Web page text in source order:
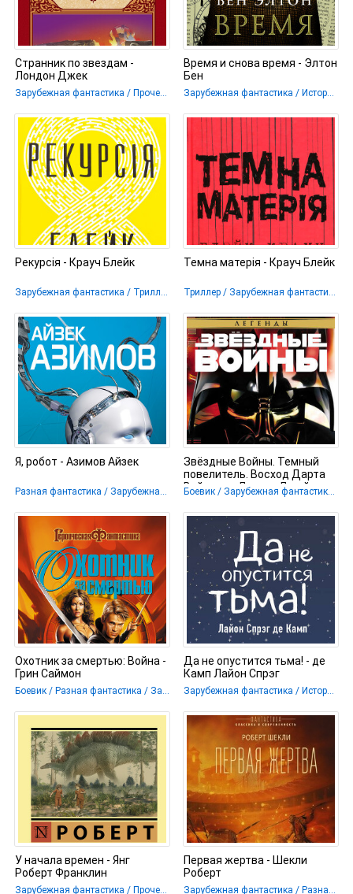
Странник по звездам -
Лондон Джек
Зарубежная фантастика / Прочее / Разная фантастика
Время и снова время - Элтон
Бен
Зарубежная фантастика / Историческая фантастика / Разная фантастика
Рекурсія - Крауч Блейк
Зарубежная фантастика / Триллер / Научная Фантастика
Темна матерія - Крауч Блейк
Триллер / Зарубежная фантастика
Я, робот - Азимов Айзек
Разная фантастика / Зарубежная фантастика / Прочее
Звёздные Войны. Темный
повелитель. Восход Дарта
Вейдера - Лусено Джеймс Боевик / Зарубежная фантастика / Разная фантастика
Охотник за смертью: Война -
Грин Саймон
Боевик / Разная фантастика / Зарубежная фантастика
Да не опустится тьма! - де
Камп Лайон Спрэг
Зарубежная фантастика / Историческая фантастика / Прочее / Разная фантастика
У начала времен - Янг
Роберт Франклин
Зарубежная фантастика / Прочее / Ужасы и Мистика / Разная фантастика
Первая жертва - Шекли
Роберт
Зарубежная фантастика / Разная фантастика